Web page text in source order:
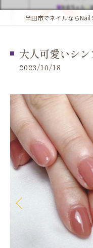
大人可愛いシ
2023/10/18